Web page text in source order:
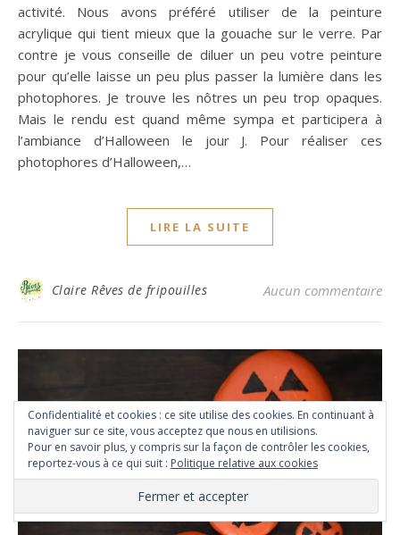
activité. Nous avons préféré utiliser de la peinture
acrylique qui tient mieux que la gouache sur le verre. Par
contre je vous conseille de diluer un peu votre peinture
pour qu’elle laisse un peu plus passer la lumière dans les
photophores. Je trouve les nôtres un peu trop opaques.
Mais le rendu est quand même sympa et participera à
l’ambiance d’Halloween le jour J. Pour réaliser ces
photophores d’Halloween,…
LIRE LA SUITE
Claire Rêves de fripouilles Aucun commentaire
Confidentialité et cookies : ce site utilise des cookies. En continuant à
naviguer sur ce site, vous acceptez que nous en utilisions.
Pour en savoir plus, y compris sur la façon de contrôler les cookies,
reportez-vous à ce qui suit : Politique relative aux cookies